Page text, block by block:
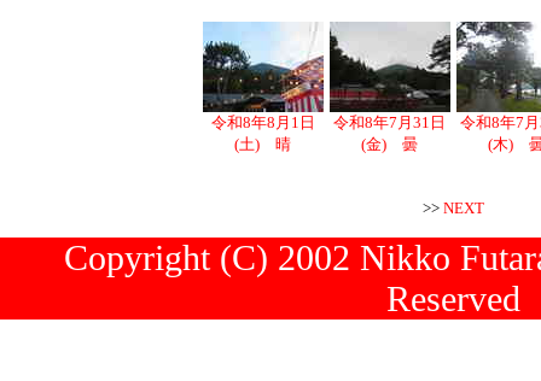
令和8年8月1日
(土) 晴
令和8年7月31日
(金) 曇
令和8年7
(木)
>> NEXT
Copyright (C) 2002 Nikko
Reserved